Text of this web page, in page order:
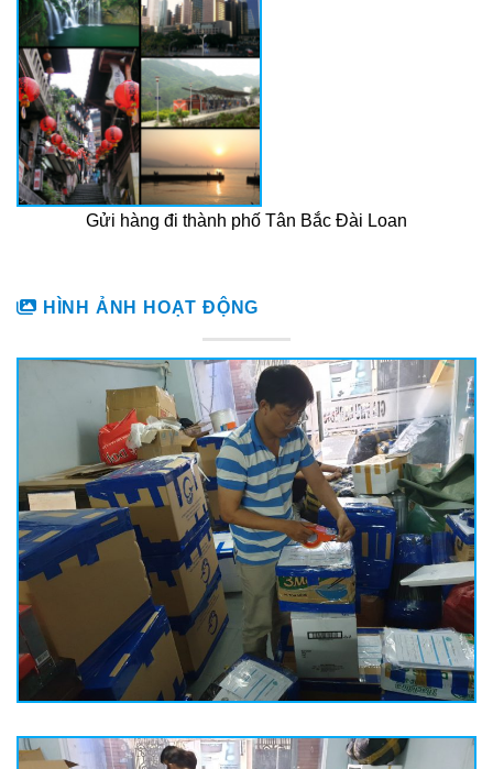
Gửi hàng đi thành phố Tân Bắc Đài Loan
HÌNH ẢNH HOẠT ĐỘNG